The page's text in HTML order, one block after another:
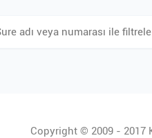
Copyright © 2009 - 2017